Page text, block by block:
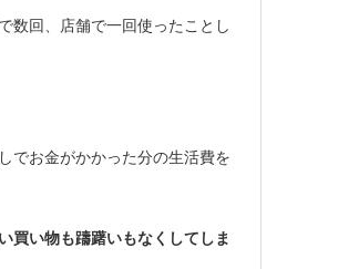
数回、店舗で一回使ったことし
でお金がかかった分の生活費を
買い物も躊躇いもなくしてしま